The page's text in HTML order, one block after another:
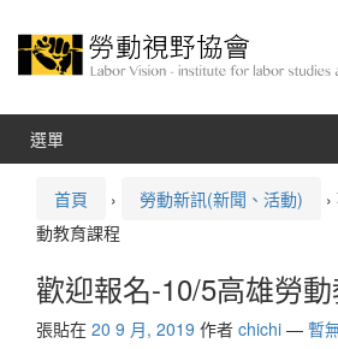
選單
首頁 › 勞動新訊(新聞、活動) ›
動教育課程
歡迎報名-10/5高雄勞
張貼在 20 9 月, 2019 作者 chichi — 暫